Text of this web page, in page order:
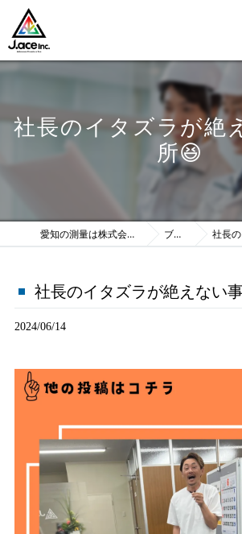
社長のイタズラが絶
所😆
愛知の測量は株式会社J.ace ブログ 社長の
社長のイタズラが絶えない
2024/06/14